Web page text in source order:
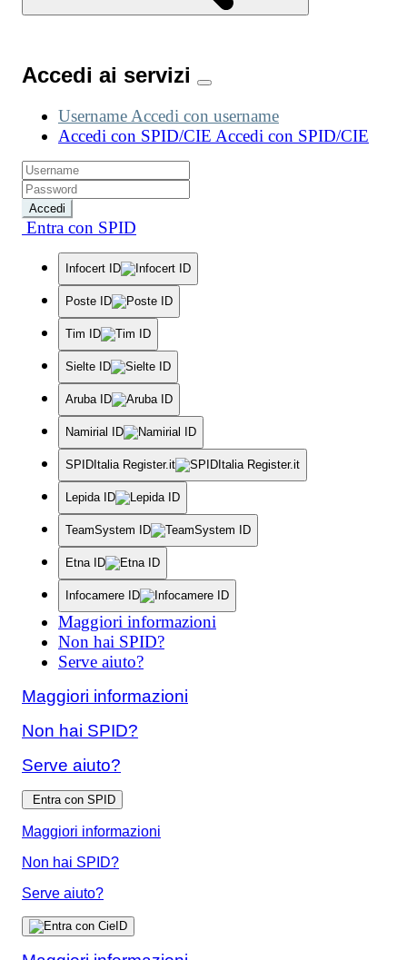
Accedi ai servizi
Username Accedi con username
Accedi con SPID/CIE Accedi con SPID/CIE
Accedi
Entra con SPID
Infocert ID
Poste ID
Tim ID
Sielte ID
Aruba ID
Namirial ID
SPIDItalia Register.it
Lepida ID
TeamSystem ID
Etna ID
Infocamere ID
Maggiori informazioni
Non hai SPID?
Serve aiuto?
Maggiori informazioni
Non hai SPID?
Serve aiuto?
Entra con SPID
Maggiori informazioni
Non hai SPID?
Serve aiuto?